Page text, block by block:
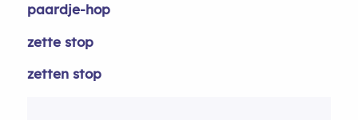
paardje-hop
zette stop
zetten stop